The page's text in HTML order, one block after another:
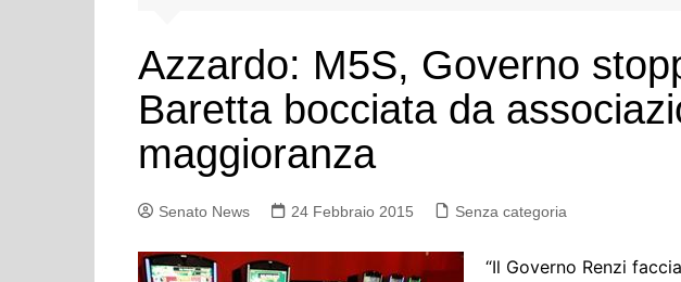
Agricoltura e agroalimentare
Ambiente e Territorio
Attività produttive
Bilancio
Rai
Azzardo: M5S, Governo
Baretta bocciata da
maggioranza
Senato News 24 Febbraio 2015 Senza categoria
“Il Governo Renzi